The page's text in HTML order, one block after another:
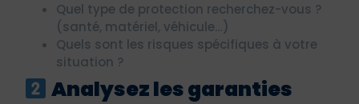
Quel type de protection recherchez-vous ?
(santé, matériel, véhicule…)
Quels sont les risques spécifiques à votre
situation ?
Analysez les garanties